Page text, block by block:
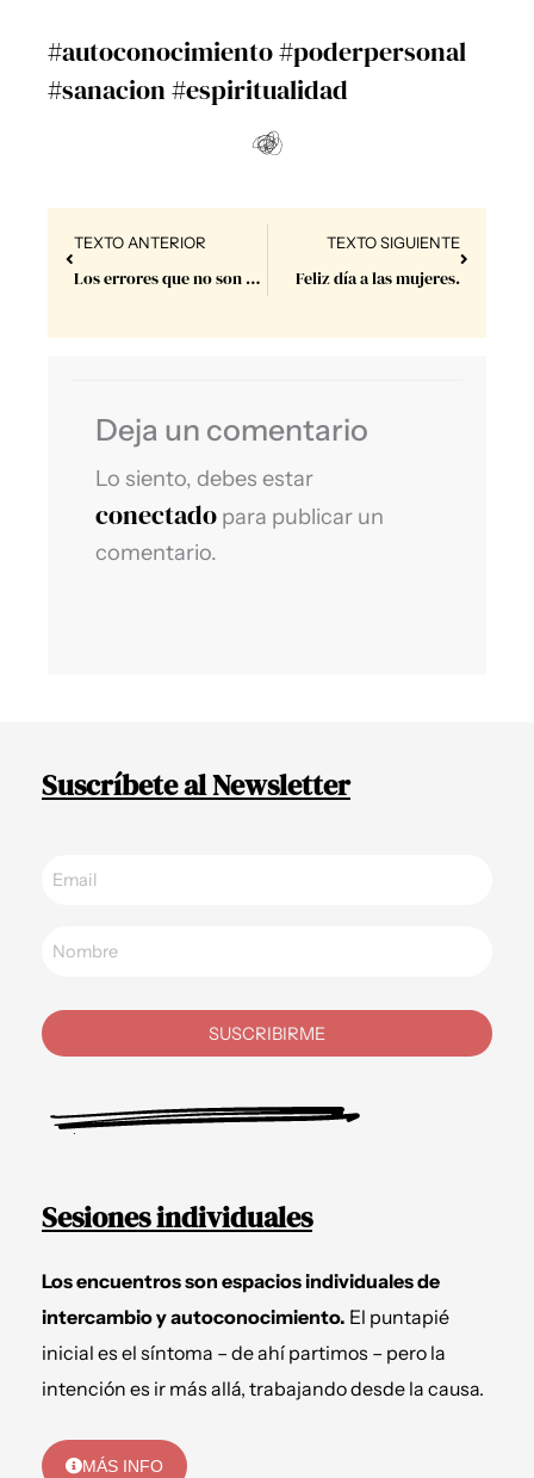
#autoconocimiento#poderpersonal
#sanacion #espiritualidad
Prev
TEXTO ANTERIOR
Los errores que no son errores.
TEXTO SIGUIENTE
Feliz día a las mujeres.
Next
Deja un comentario
Lo siento, debes estar
conectado para publicar un
comentario.
Suscríbete al Newsletter
SUSCRIBIRME
Sesiones individuales
Los encuentros son espacios individuales de
intercambio y autoconocimiento. El puntapié
inicial es el síntoma – de ahí partimos – pero la
intención es ir más allá, trabajando desde la causa.
MÁS INFO